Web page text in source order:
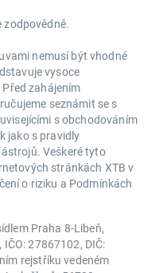
zodpovědně.
nemusí být vhodné
vysoce
zahájením
seznámit se s
s obchodováním
jako s pravidly
Veškeré tyto
stránkách XTB v
o riziku a Podmínkách
Praha 8-Libeň,
27867102, DIČ:
rejstříku vedeném